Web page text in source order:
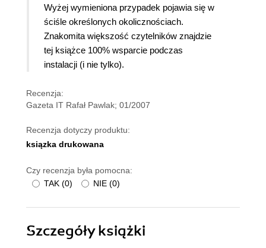
Wyżej wymieniona przypadek pojawia się w
ściśle określonych okolicznościach.
Znakomita większość czytelników znajdzie
tej książce 100% wsparcie podczas
instalacji (i nie tylko).
Recenzja:
Gazeta IT Rafał Pawlak; 01/2007
Recenzja dotyczy produktu:
ksiązka drukowana
Czy recenzja była pomocna:
TAK (0) NIE (0)
Szczegółyksiążki